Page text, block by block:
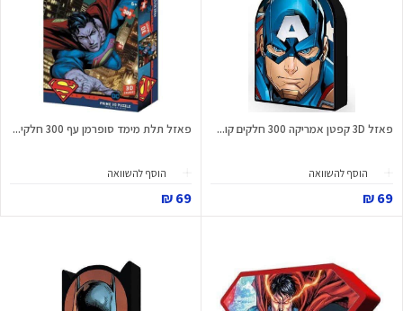
פאזל 3D קפטן אמריקה 300 חלקים קו...
הוסף להשוואה
69 ₪
פאזל תלת מימד סופרמן עף 300 חלקי...
הוסף להשוואה
69 ₪